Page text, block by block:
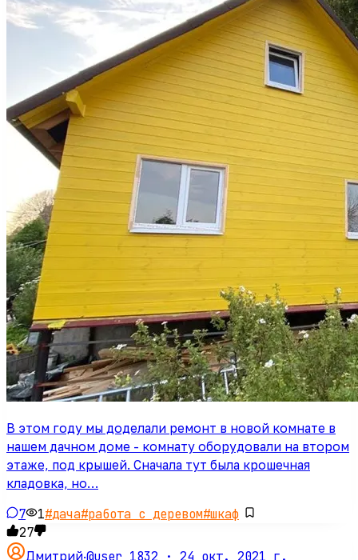
В этом году мы доделали ремонт в новой комнате в
нашем дачном доме - комнату оборудовали на втором
этаже, под крышей. Сначала тут была крошечная
кладовка, но…
7 1#дача#работа с деревом#шкаф
27
Дмитрий·@user_1832 · 24 окт. 2021 г.